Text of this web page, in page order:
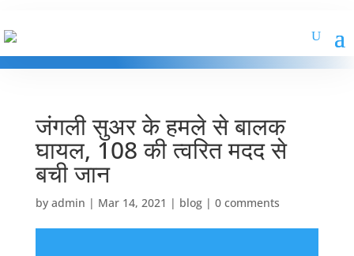
जंगली सुअर के हमले से बालक
घायल, 108 की त्वरित मदद से
बची जान
by admin | Mar 14, 2021 | blog| 0 comments